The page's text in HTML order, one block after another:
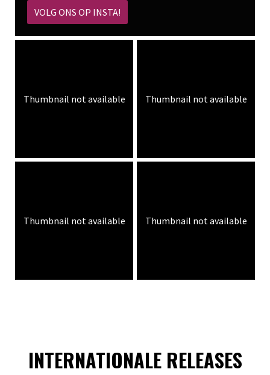
VOLG ONS OP INSTA!
Thumbnail not available Thumbnail not available
Thumbnail not available Thumbnail not available
INTERNATIONALE RELEASES